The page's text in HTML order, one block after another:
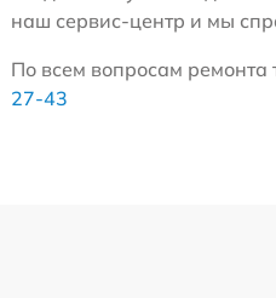
наш сервис-центр и мы
По всем вопросам ремонта
27-43